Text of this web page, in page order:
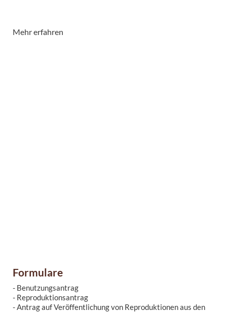
Mehr erfahren
Formulare
- Benutzungsantrag
- Reproduktionsantrag
- Antrag auf Veröffentlichung von Reproduktionen aus den